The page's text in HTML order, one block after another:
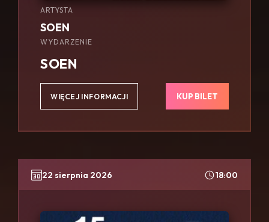
ARTYSTA
SOEN
WYDARZENIE
SOEN
WIĘCEJ INFORMACJI KUP BILET
22 sierpnia 2026 18:00